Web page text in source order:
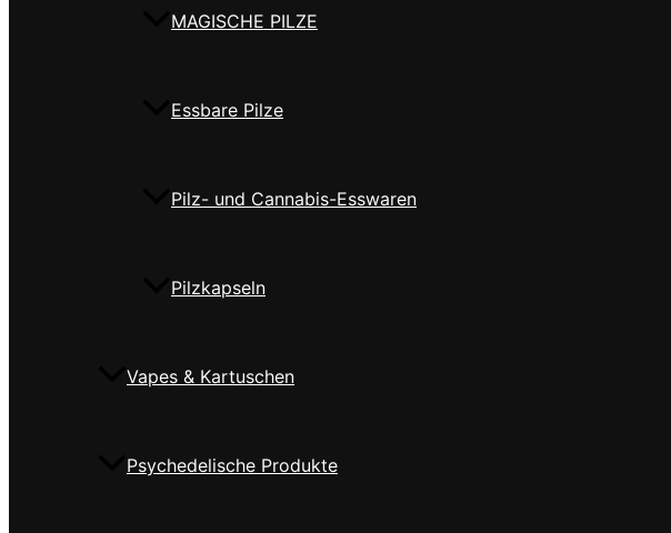
MAGISCHE PILZE
Essbare Pilze
Pilz- und Cannabis-Esswaren
Pilzkapseln
Vapes & Kartuschen
Psychedelische Produkte